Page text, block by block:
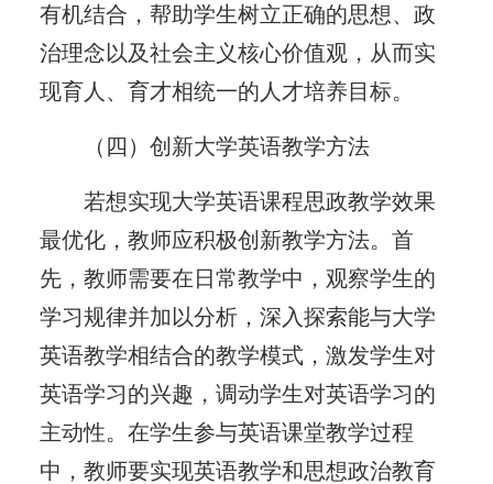
有机结合，帮助学生树立正确的思想、政
治理念以及社会主义核心价值观，从而实
现育人、育才相统一的人才培养目标。
（四）创新大学英语教学方法
若想实现大学英语课程思政教学效果
最优化，教师应积极创新教学方法。首
先，教师需要在日常教学中，观察学生的
学习规律并加以分析，深入探索能与大学
英语教学相结合的教学模式，激发学生对
英语学习的兴趣，调动学生对英语学习的
主动性。在学生参与英语课堂教学过程
中，教师要实现英语教学和思想政治教育